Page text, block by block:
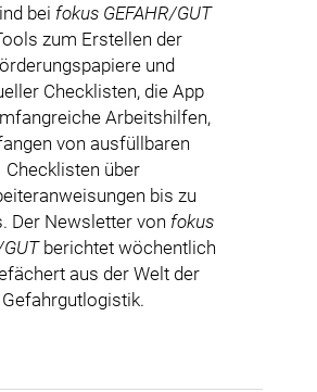
bei fokus GEFAHR/GUT
zum Erstellen der
und
Checklisten, die App
Arbeitshilfen,
von ausfüllbaren
Checklisten über
bis zu
Der Newsletter von fokus
GUTberichtet wöchentlich
aus der Welt der
Gefahrgutlogistik.